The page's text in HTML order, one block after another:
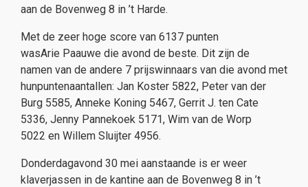
aan de Bovenweg 8 in ’t Harde.
​Met de zeer hoge score van 6137 punten
wasArie Paauwe die avond de beste. Dit zijn de
namen van de andere 7 prijswinnaars van die avond met
hunpuntenaantallen: Jan Koster 5822, Peter van der
Burg 5585, Anneke Koning 5467, Gerrit J. ten Cate
5336, Jenny Pannekoek 5171, Wim van de Worp
5022 en Willem Sluijter 4956.​
Donderdagavond 30 mei aanstaande is er weer
klaverjassen in de kantine aan de Bovenweg 8 in ’t